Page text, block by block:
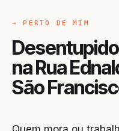
→ PERTO DE MIM
na Rua
São